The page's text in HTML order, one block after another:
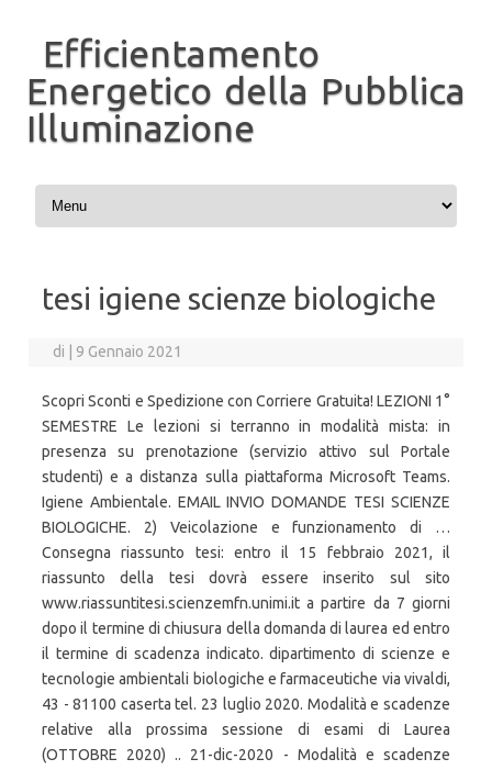
Efficientamento
Energetico della Pubblica
Illuminazione
Vai al contenuto
tesi igiene scienze biologiche
di 9 Gennaio 2021
Scopri Sconti e Spedizione con Corriere Gratuita! LEZIONI 1°
SEMESTRE Le lezioni si terranno in modalità mista: in
presenza su prenotazione (servizio attivo sul Portale
studenti) e a distanza sulla piattaforma Microsoft Teams.
Igiene Ambientale. EMAIL INVIO DOMANDE TESI SCIENZE
BIOLOGICHE. 2) Veicolazione e funzionamento di …
Consegna riassunto tesi: entro il 15 febbraio 2021, il
riassunto della tesi dovrà essere inserito sul sito
www.riassuntitesi.scienzemfn.unimi.it a partire da 7 giorni
dopo il termine di chiusura della domanda di laurea ed entro
il termine di scadenza indicato. dipartimento di scienze e
tecnologie ambientali biologiche e farmaceutiche via vivaldi,
43 - 81100 caserta tel. 23 luglio 2020. Modalità e scadenze
relative alla prossima sessione di esami di Laurea
(OTTOBRE 2020) .. 21-dic-2020 - Modalità e scadenze